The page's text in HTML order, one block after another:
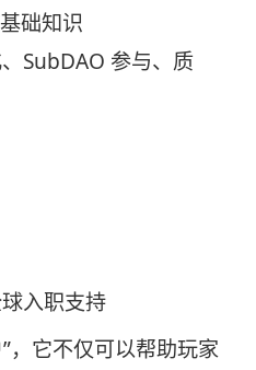
础知识
SubDAO 参与、质
入职支持
，它不仅可以帮助玩家